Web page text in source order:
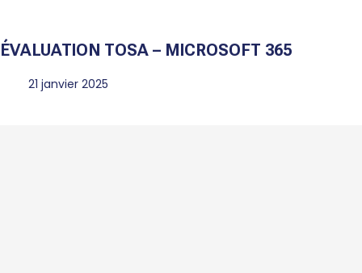
ÉVALUATION TOSA – MICROSOFT 365
21 janvier 2025